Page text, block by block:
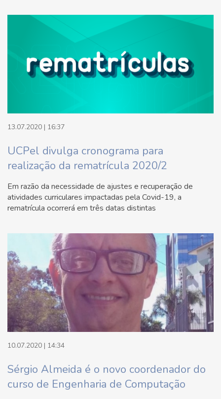
13.07.2020 | 16:37
UCPel divulga cronograma para
realização da rematrícula 2020/2
Em razão da necessidade de ajustes e recuperação de
atividades curriculares impactadas pela Covid-19, a
rematrícula ocorrerá em três datas distintas
10.07.2020 | 14:34
Sérgio Almeida é o novo coordenador do
curso de Engenharia de Computação